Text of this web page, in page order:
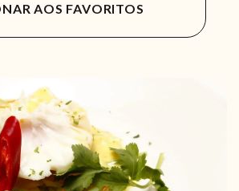
AOS FAVORITOS